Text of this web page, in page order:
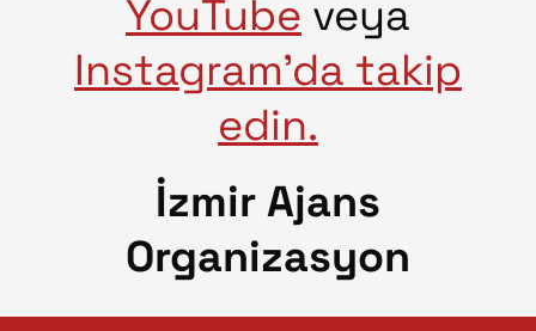
YouTube veya
Instagram’da takip
edin.
İzmir Ajans
Organizasyon